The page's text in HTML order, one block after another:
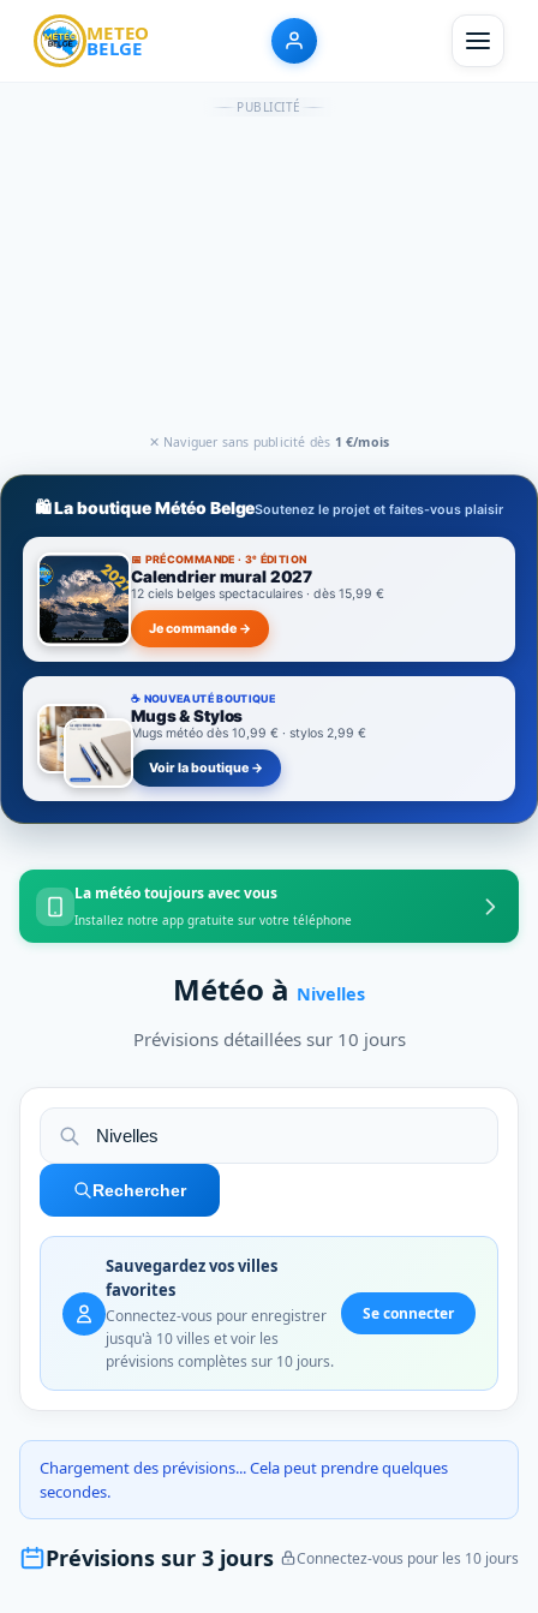
METEO
BELGE
PUBLICITÉ
✕ Naviguer sans publicité dès 1 €/mois
🛍️ La boutique Météo BelgeSoutenez le projet et faites-vous plaisir
📅 PRÉCOMMANDE · 3ᵉ ÉDITION
Calendrier mural 2027
12 ciels belges spectaculaires · dès 15,99 €
Je commande →
☕ NOUVEAUTÉ BOUTIQUE
Mugs & Stylos
Mugs météo dès 10,99 € · stylos 2,99 €
Voir la boutique →
La météo toujours avec vous
Installez notre app gratuite sur votre téléphone
Météo à Nivelles
Prévisions détaillées sur 10 jours
Rechercher
Sauvegardez vos villes
favorites
Connectez-vous pour enregistrer
jusqu'à 10 villes et voir les
prévisions complètes sur 10 jours.
Se connecter
Chargement des prévisions... Cela peut prendre quelques
secondes.
Prévisions sur 3 jours Connectez-vous pour les 10 jours